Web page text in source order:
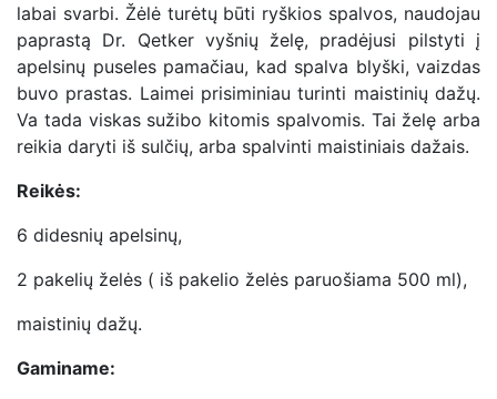
labai svarbi. Žėlė turėtų būti ryškios spalvos, naudojau
paprastą Dr. Qetker vyšnių želę, pradėjusi pilstyti į
apelsinų puseles pamačiau, kad spalva blyški, vaizdas
buvo prastas. Laimei prisiminiau turinti maistinių dažų.
Va tada viskas sužibo kitomis spalvomis. Tai želę arba
reikia daryti iš sulčių, arba spalvinti maistiniais dažais.
Reikės:
6 didesnių apelsinų,
2 pakelių želės ( iš pakelio želės paruošiama 500 ml),
maistinių dažų.
Gaminame: